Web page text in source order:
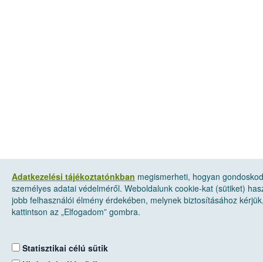
Adatkezelési tájékoztatónkban megismerheti, hogyan
személyes adatai védelméről. Weboldalunk cookie-kat (sütiket)
jobb felhasználói élmény érdekében, melynek biztosításához
kattintson az „Elfogadom” gombra.
Statisztikai célú sütik